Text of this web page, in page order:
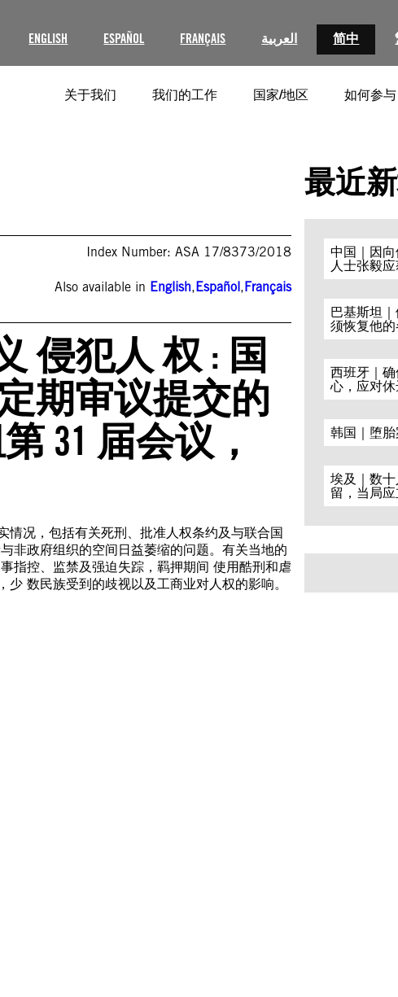
ENGLISH ESPAÑOL FRANÇAIS العربية 简中
关于我们 我们的工作 国家/地区 如何参与
Index Number: ASA 17/8373/2018
Also available in English,Español,Français
侵犯人 权 : 国
期审议提交的
31 届会议，
情况，包括有关死刑、批准人权条约及与联合国
非政府组织的空间日益萎缩的问题。有关当地的
指控、监禁及强迫失踪，羁押期间 使用酷刑和虐
数民族受到的歧视以及工商业对人权的影响。
最近
中国｜因
人士张毅
巴基斯坦
须恢复他
西班牙｜
心，应对
韩国｜堕
埃及｜数十
留，当局